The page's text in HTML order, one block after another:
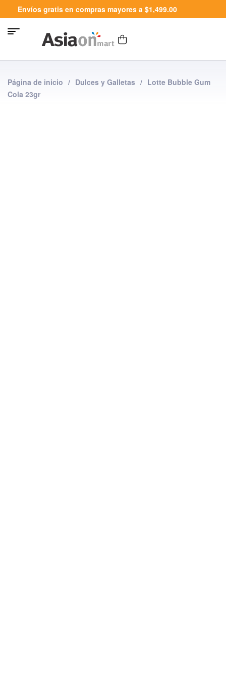
Envíos gratis en compras mayores a $1,499.00
Página de inicio / Dulces y Galletas / Lotte Bubble Gum
Cola 23gr